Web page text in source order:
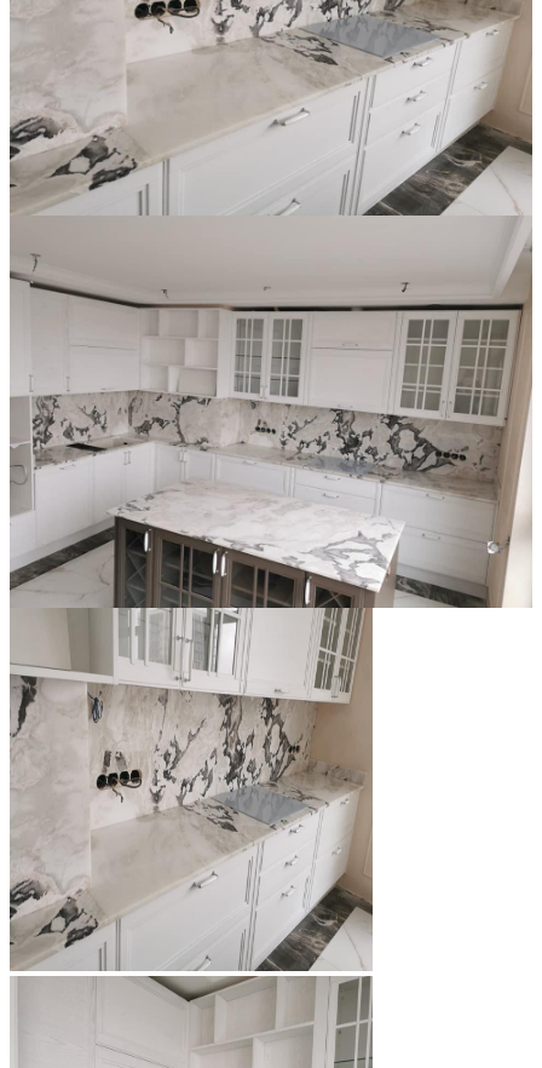
Đá Ốp Bếp Tự Nhiên
Tranh đá
Tranh Đá Marble Đối Xứng
Tranh Đá Thạch Anh Đối Xứng
Tranh Đá Sơn Thủy Xuyên Sáng
Tranh Đá Xuyên Sáng Onyx
Đá Nội Thất
Chậu Lavabo Đá
Mặt Bàn Lavabo Đá
Đá Bàn Bếp Cao Cấp
Đá Ốp Bếp Tự Nhiên
Các Loại Đá Khác
Kính Màu Ốp Bếp
Mặt Hàng nhập khẩu Container
Vách Tivi ỐP Đá Cao Cấp
Đá Mosaic
Đá Limestone
Đá Onyx
Hoa Văn Đá
Đá Ốp Mặt Tiền
Đá Quartz Alpilus
Đá Alpilus Brazil
Đá Thạch Anh